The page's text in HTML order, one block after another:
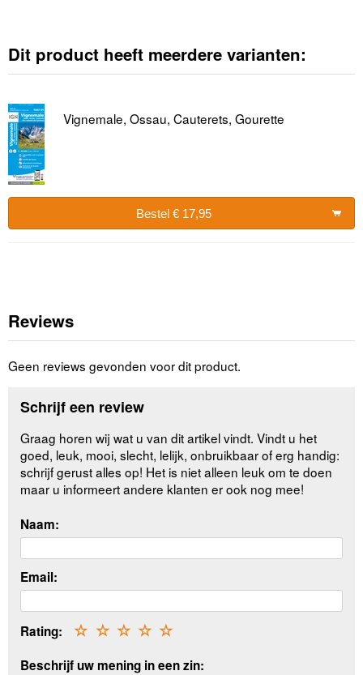
Dit product heeft meerdere varianten:
Vignemale, Ossau, Cauterets, Gourette
Bestel € 17,95
Reviews
Geen reviews gevonden voor dit product.
Schrijf een review
Graag horen wij wat u van dit artikel vindt. Vindt u het
goed, leuk, mooi, slecht, lelijk, onbruikbaar of erg handig:
schrijf gerust alles op! Het is niet alleen leuk om te doen
maar u informeert andere klanten er ook nog mee!
Naam:
Email:
Rating: ☆
☆
☆
☆
☆
Beschrijf uw mening in een zin: